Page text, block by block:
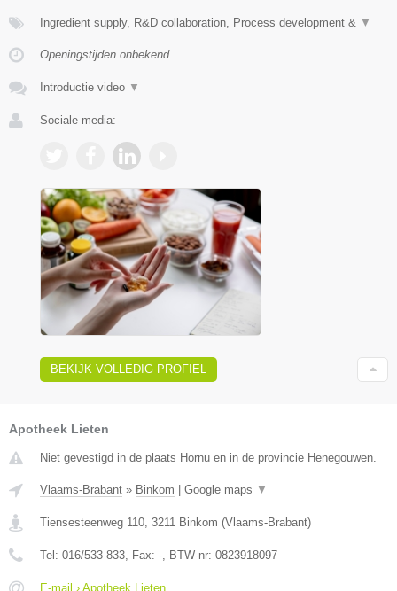
Ingredient supply, R&D collaboration, Process development & ▼
Openingstijden onbekend
Introductie video ▼
Sociale media:
BEKIJK VOLLEDIG PROFIEL
Apotheek Lieten
Niet gevestigd in de plaats Hornu en in de provincie Henegouwen.
Vlaams-Brabant » Binkom | Google maps ▼
Tiensesteenweg 110 3211 Binkom (Vlaams-Brabant)
Tel: 016/533 833 , Fax: - , BTW-nr: 0823918097
E-mail › Apotheek Lieten